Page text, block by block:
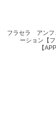
フラセラ アンフ
ーション【
【